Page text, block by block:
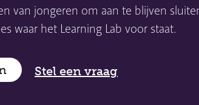
van jongeren om aan te blijven
waar het Learning Lab voor staat.
Stel een vraag